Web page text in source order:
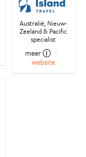
Australië, Nieuw-
Zeeland & Pacific
specialist
meer
website